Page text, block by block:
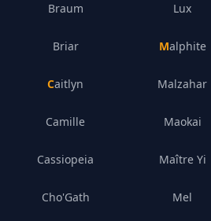
Braum
Briar
Caitlyn
Camille
Cassiopeia
Cho'Gath
Lux
Malphite
Malzahar
Maokai
Maître Yi
Mel